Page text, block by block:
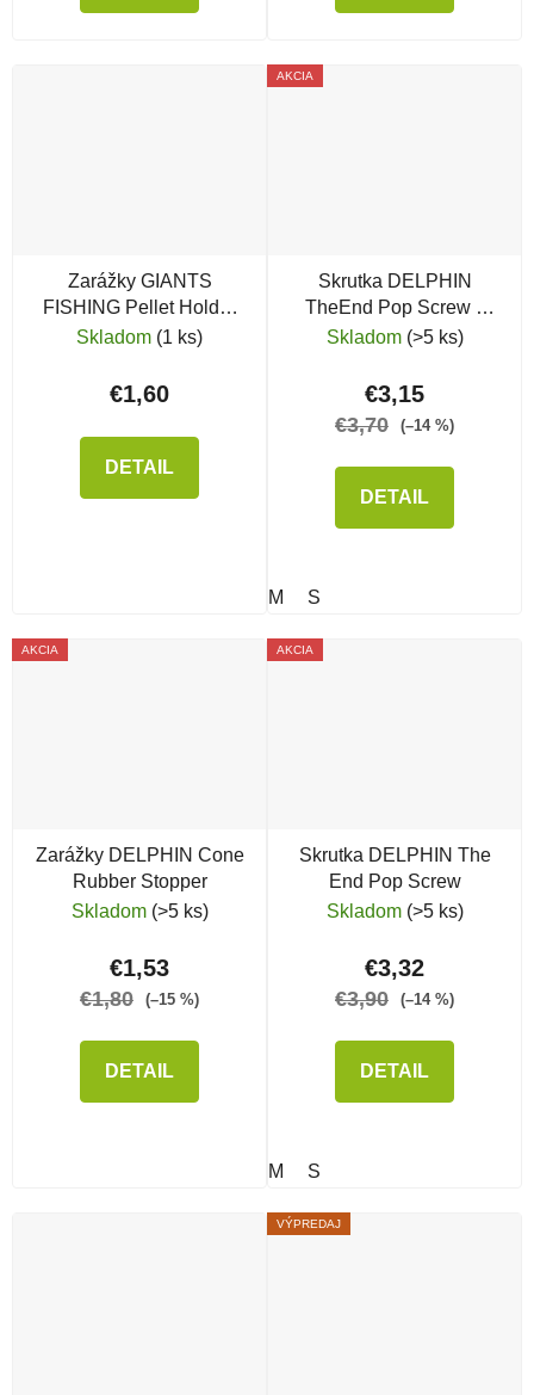
Zarážky GIANTS
FISHING Pellet Holder
Mix
Skladom (1 ks)
€1,60
DETAIL
AKCIA
Skrutka DELPHIN
TheEnd Pop Screw s
krúžkom
Skladom (>5 ks)
€3,15
€3,70 (–14 %)
DETAIL
M S
AKCIA
Zarážky DELPHIN Cone
Rubber Stopper
Skladom (>5 ks)
€1,53
€1,80 (–15 %)
DETAIL
AKCIA
Skrutka DELPHIN The
End Pop Screw
Skladom (>5 ks)
€3,32
€3,90 (–14 %)
DETAIL
M S
VÝPREDAJ